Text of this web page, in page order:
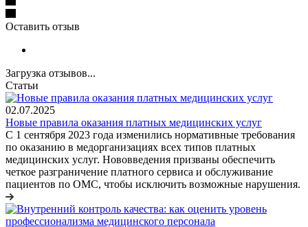
Оставить отзыв
Загрузка отзывов...
Статьи
02.07.2025
Новые правила оказания платных медицинских услуг
С 1 сентября 2023 года изменились нормативные требования
по оказанию в медорганизациях всех типов платных
медицинских услуг. Нововведения призваны обеспечить
четкое разграничение платного сервиса и обслуживание
пациентов по ОМС, чтобы исключить возможные нарушения.